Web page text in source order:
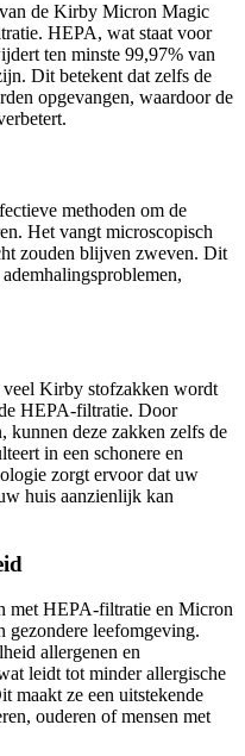
de Kirby Micron Magic
HEPA, wat staat voor
ten minste 99,97% van
Dit betekent dat zelfs de
opgevangen, waardoor de
methoden om de
Het vangt microscopisch
zouden blijven zweven. Dit
Kirby stofzakken wordt
HEPA-filtratie. Door
kunnen deze zakken zelfs de
in een schonere en
zorgt ervoor dat uw
huis aanzienlijk kan
met HEPA-filtratie en Micron
gezondere leefomgeving.
allergenen en
leidt tot minder allergische
maakt ze een uitstekende
ouderen of mensen met